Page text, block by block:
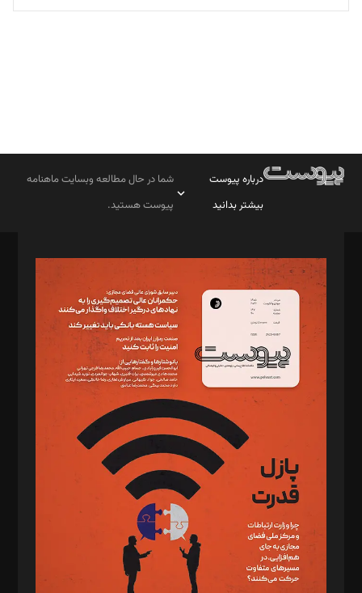
تحریریه
درباره پیوست
بیشتر بدانید
شما در حال مطالعه وبسایت ماهنامه
پیوست هستید.
مدیر مسئول: محمدباقر اثنی‌عشری
سردبیر: مهرک محمودی
دبیر تحریریه: میثم قاسمی
د‌بیر ناداستان: سمانه سمیع
د‌بیر خدمت و تجارت: ابوالفضل رجبی
د‌بیر حقوق فناوری: حسام‌الدین ایپکچی
د‌بیر پیوست جهان: مینا پاکدل
د‌بیر تحریریه آنلاین: بابک نقاش
تحریریه‌: مجتبی محمود‌ی، آرش برهمند، یسنا امان‌پور، سروش کرمیان،
مصطفی مسجدی آرانی، ابوالفضل رجبی، زهرا فکرانه، فائزه فتحی
رستمی،مصطفی باستان
ویرایش: نگار استاد‌‌آقا
طراح یونیفرم: مجید توکلی
فیلمبرداری و عکاسی: امیر شفیعی، مانی لطفی زاده
گرافیک و صفحه‌آرایی: سید‌سبحان‌علی ثابت